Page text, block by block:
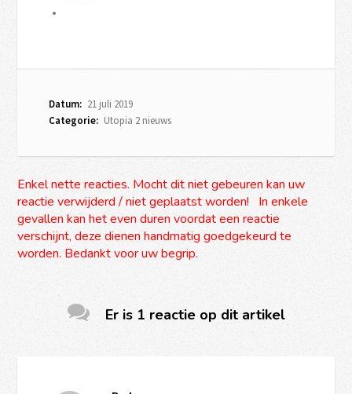
Datum: 21 juli 2019
Categorie: Utopia 2 nieuws
Enkel nette reacties. Mocht dit niet gebeuren kan uw
reactie verwijderd / niet geplaatst worden! In enkele
gevallen kan het even duren voordat een reactie
verschijnt, deze dienen handmatig goedgekeurd te
worden. Bedankt voor uw begrip.
Er is 1 reactie op dit artikel